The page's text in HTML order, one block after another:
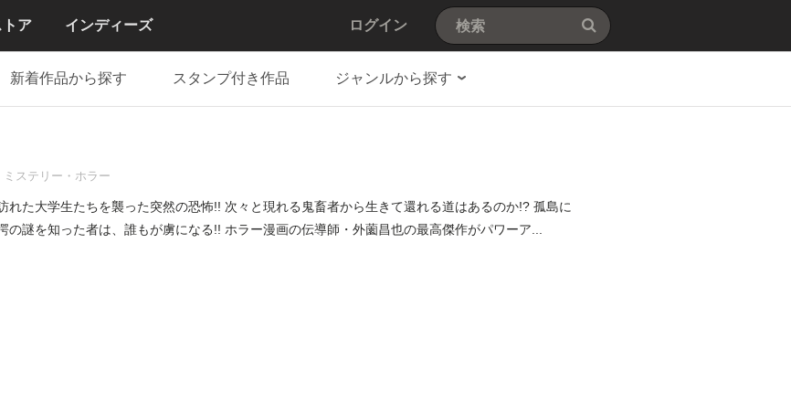
トア インディーズ ログイン
新着作品から探す スタンプ付き作品 ジャンルから探す
ミステリー・ホラー
襲った突然の恐怖!! 次々と現れる鬼畜者から生きて還れる道はあるのか!? 孤島に
の謎を知った者は、誰もが虜になる!! ホラー漫画の伝導師・外薗昌也の最高傑作がパワーア...